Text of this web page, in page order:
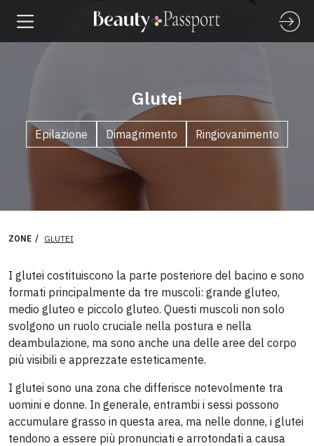
Glutei
Epilazione Dimagrimento Ringiovanimento
ZONE GLUTEI
I glutei costituiscono la parte posteriore del bacino e sono
formati principalmente da tre muscoli: grande gluteo,
medio gluteo e piccolo gluteo. Questi muscoli non solo
svolgono un ruolo cruciale nella postura e nella
deambulazione, ma sono anche una delle aree del corpo
più visibili e apprezzate esteticamente.
I glutei sono una zona che differisce notevolmente tra
uomini e donne. In generale, entrambi i sessi possono
accumulare grasso in questa area, ma nelle donne, i glutei
tendono a essere più pronunciati e arrotondati a causa